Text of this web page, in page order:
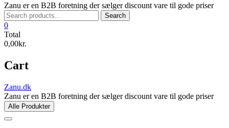
Zanu er en B2B foretning der sælger discount vare til gode priser
Search
for:
Search
0
Total
0,00kr.
Cart
Zanu.dk
Zanu er en B2B foretning der sælger discount vare til gode priser
Alle Produkter